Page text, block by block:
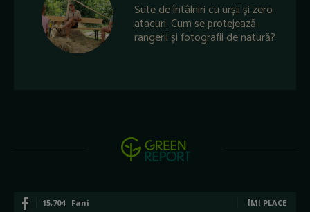
Sute de întâlniri cu urșii și zero
atacuri. Cum se protejează
rangerii și fotografii de natură?
15,704 Fani ÎMI PLACE